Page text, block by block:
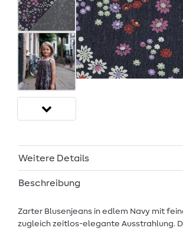
Weitere Details
Beschreibung
Zarter Blusenjeans in edlem Navy mit
zugleich zeitlos-elegante Ausstrahlung.